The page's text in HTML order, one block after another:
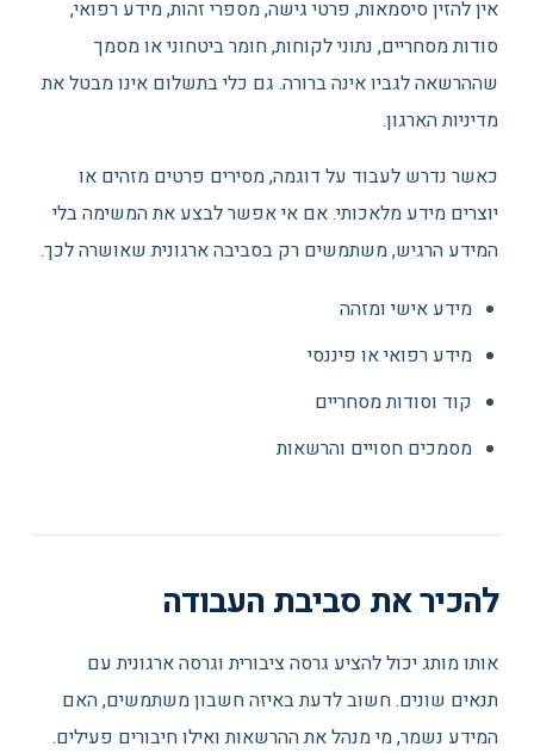
אין להזין סיסמאות, פרטי גישה, מספרי זהות, מידע רפואי,
סודות מסחריים, נתוני לקוחות, חומר ביטחוני או מסמך
שההרשאה לגביו אינה ברורה. גם כלי בתשלום אינו מבטל את
מדיניות הארגון.
כאשר נדרש לעבוד על דוגמה, מסירים פרטים מזהים או
יוצרים מידע מלאכותי. אם אי אפשר לבצע את המשימה בלי
המידע הרגיש, משתמשים רק בסביבה ארגונית שאושרה לכך.
מידע אישי ומזהה
מידע רפואי או פיננסי
קוד וסודות מסחריים
מסמכים חסויים והרשאות
להכיר את סביבת העבודה
אותו מותג יכול להציע גרסה ציבורית וגרסה ארגונית עם
תנאים שונים. חשוב לדעת באיזה חשבון משתמשים, האם
המידע נשמר, מי מנהל את ההרשאות ואילו חיבורים פעילים.